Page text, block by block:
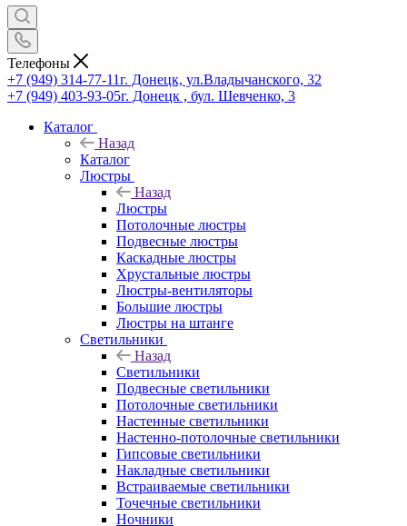
Телефоны
+7 (949) 314-77-11г. Донецк, ул.Владычанского, 32
+7 (949) 403-93-05г. Донецк , бул. Шевченко, 3
Каталог
Назад
Каталог
Люстры
Назад
Люстры
Потолочные люстры
Подвесные люстры
Каскадные люстры
Хрустальные люстры
Люстры-вентиляторы
Большие люстры
Люстры на штанге
Светильники
Назад
Светильники
Подвесные светильники
Потолочные светильники
Настенные светильники
Настенно-потолочные светильники
Гипсовые светильники
Накладные светильники
Встраиваемые светильники
Точечные светильники
Ночники